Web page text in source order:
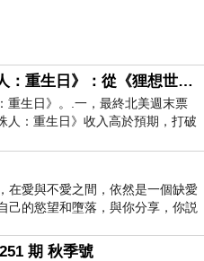
色的背景，強烈的對比，讓人印
影增添了美感。
不收服務費，有free wifi
二刷《蜘蛛人：重生日》：從《狸想世界》到《怪奇物語》
重生日》。.一，最終北美週末票
人：重生日》收入高於預期，打破
終局之戰》記錄，成為
在愛與不愛之間，依然是一個缺愛
己的慾望和墮落，與你分享，你説
期 秋季號